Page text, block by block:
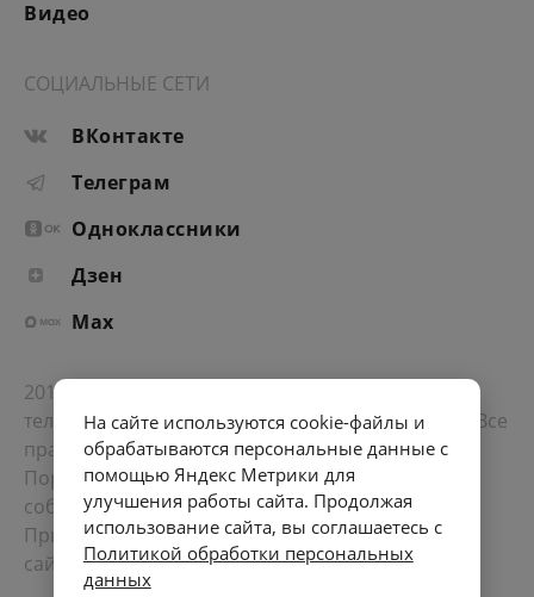
Видео
СОЦИАЛЬНЫЕ СЕТИ
ВКонтакте
Телеграм
Одноклассники
Дзен
Max
2012-2026 © Портал «Электронное интернет-
телевидение правительства Санкт-Петербурга». Все
права защищены.
Портал Санкт-Петербурга- о его людях, жизни,
событиях, последних новостях.
При перепечатке материалов, прямая ссылка на
сайт обязательна. Возрастное ограничение 12+.
На сайте используются cookie-файлы и
обрабатываются персональные данные с
помощью Яндекс Метрики для
улучшения работы сайта. Продолжая
использование сайта, вы соглашаетесь с
Политикой обработки персональных
данных